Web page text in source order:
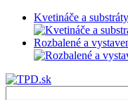
Kvetináče a substráty
Rozbalené a